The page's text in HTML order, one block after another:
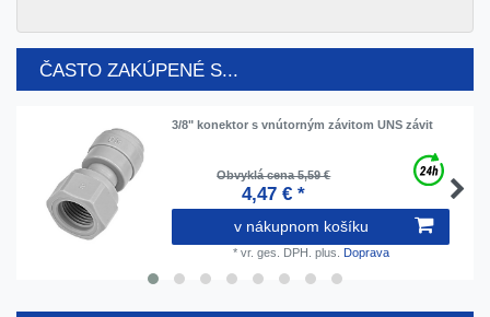
ČASTO ZAKÚPENÉ S...
3/8" konektor s vnútorným závitom UNS závit
Obvyklá cena 5,59 €
4,47 € *
v nákupnom košíku
* vr. ges. DPH. plus. Doprava